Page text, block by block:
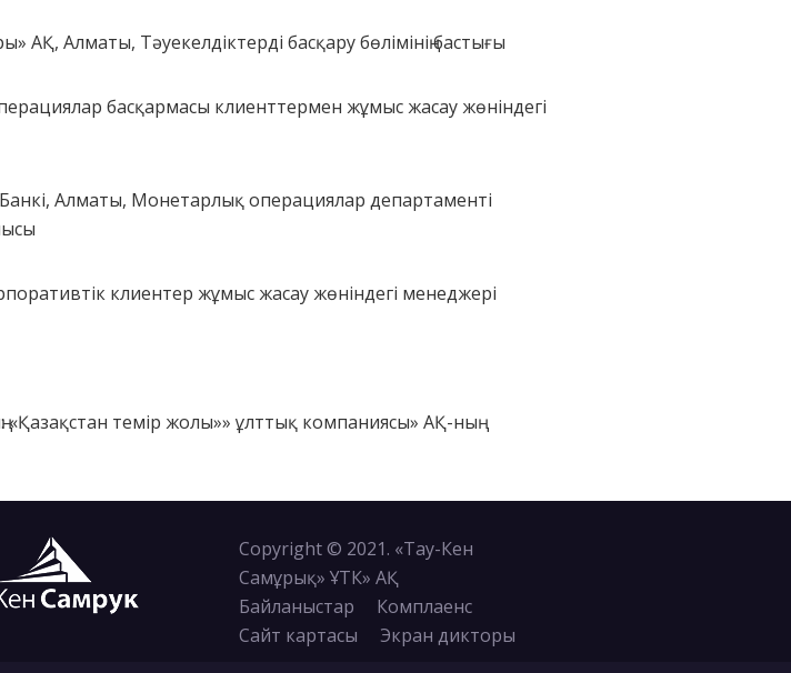
АҚ, Алматы, Тәуекелдіктерді басқару бөлімініңбастығы
басқармасы клиенттермен жұмыс жасау жөніндегі
Алматы, Монетарлық операциялар департаменті
клиентер жұмыс жасау жөніндегі менеджері
темір жолы»» ұлттық компаниясы» АҚ-ның
Copyright © 2021. «Тау-Кен
Самұрық» ҰТК» АҚ
Байланыстар
Комплаенс
Сайт картасы
Экран дикторы